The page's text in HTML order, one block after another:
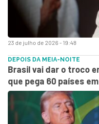
23 de julho de 2026 - 19:48
DEPOIS DA MEIA-NOITE
Brasil vai dar o troco
que pega 60 países